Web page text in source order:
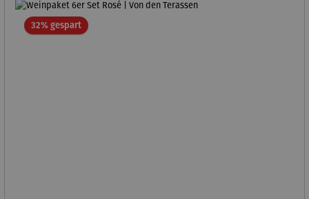
32% gespartRabatt